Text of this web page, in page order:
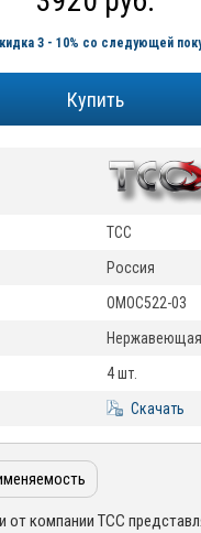
3 - 10% со следующей
ТСС
Россия
OMOC522-03
Нержавеющая
4 шт.
Скачать
от компании ТСС